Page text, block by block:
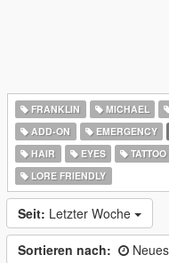
FRANKLIN MICHAEL
ADD-ON
EMERGENCY
HAIR
EYES TATTOO
LORE FRIENDLY
Seit: Letzter Woche
Sortieren nach: